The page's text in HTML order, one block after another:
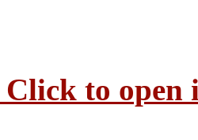
Click to open